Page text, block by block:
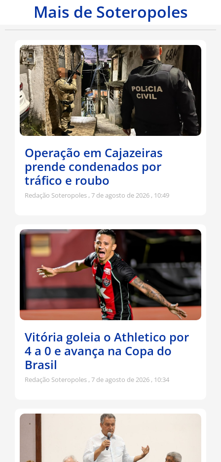
Mais de Soteropoles
Operação em Cajazeiras
prende condenados por
tráfico e roubo
Redação Soteropoles 7 de agosto de 2026 10:49
Vitória goleia o Athletico por
4 a 0 e avança na Copa do
Brasil
Redação Soteropoles 7 de agosto de 2026 10:34